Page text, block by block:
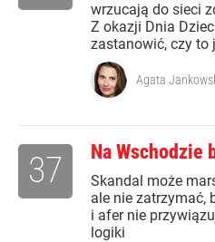
wrzucają do sieci
Z okazji Dnia
zastanowić, czy to
Agata
Na Wschodzie
Skandal może
ale nie zatrzymać,
i afer nie
logiki
37